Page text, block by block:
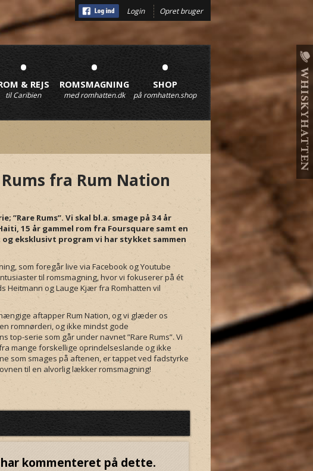
Login Opret bruger
•
& REJS
til Caribien
•
ROMSMAGNING
med romhatten.dk
•
SHOP
på romhatten.shop
fra Rum Nation
Rums”. Vi skal bl.a. smage på 34 år
15 år gammel rom fra Foursquare samt en
eksklusivt program vi har stykket sammen
som foregår live via Facebook og Youtube
til romsmagning, hvor vi fokuserer på ét
Heitmann og Lauge Kjær fra Romhatten vil
aftapper Rum Nation, og vi glæder os
romnørderi, og ikke mindst gode
serie som går under navnet ”Rare Rums”. Vi
mange forskellige oprindelseslande og ikke
som smages på aftenen, er tappet ved fadstyrke
til en alvorlig lækker romsmagning!
kommenteret på dette.